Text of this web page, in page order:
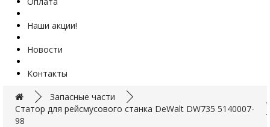
Наши акции!
Новости
Контакты
Запасные части
Статор для рейсмусового станка DeWalt DW735 5140007-
98